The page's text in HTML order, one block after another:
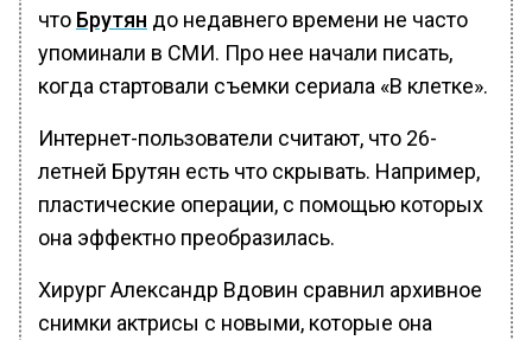
что Брутян до недавнего времени не часто
упоминали в СМИ. Про нее начали писать,
когда стартовали съемки сериала «В клетке».
Интернет-пользователи считают, что 26-
летней Брутян есть что скрывать. Например,
пластические операции, с помощью которых
она эффектно преобразилась.
Хирург Александр Вдовин сравнил архивное
снимки актрисы с новыми, которые она